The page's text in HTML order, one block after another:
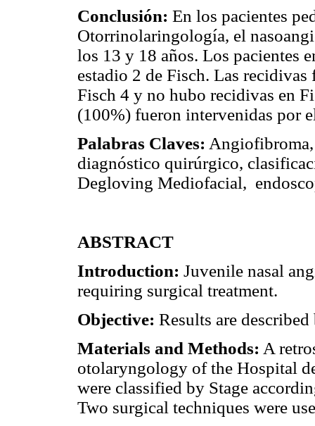
Conclusión: En los pacientes
Otorrinolaringología, el
los 13 y 18 años. Los pacientes
estadio 2 de Fisch. Las recidivas
Fisch 4 y no hubo recidivas en
(100%) fueron intervenidas por
Palabras Claves: Angiofibroma,
diagnóstico quirúrgico,
Degloving Mediofacial,
ABSTRACT
Introduction: Juvenile nasal
requiring surgical treatment.
Objective: Results are
Materials and Methods: A
otolaryngology of the Hospital
were classified by Stage
Two surgical techniques were